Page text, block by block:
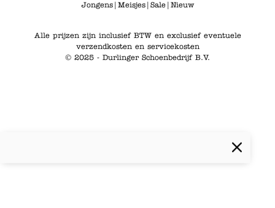
Jongens| Meisjes| Sale| Nieuw
Alle prijzen zijn inclusief BTW en exclusief eventuele
verzendkosten en servicekosten
© 2025 - Durlinger Schoenbedrijf B.V.